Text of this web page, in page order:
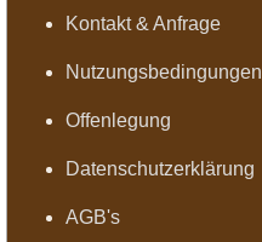
Kontakt & Anfrage
Nutzungsbedingungen
Offenlegung
Datenschutzerklärung
AGB's